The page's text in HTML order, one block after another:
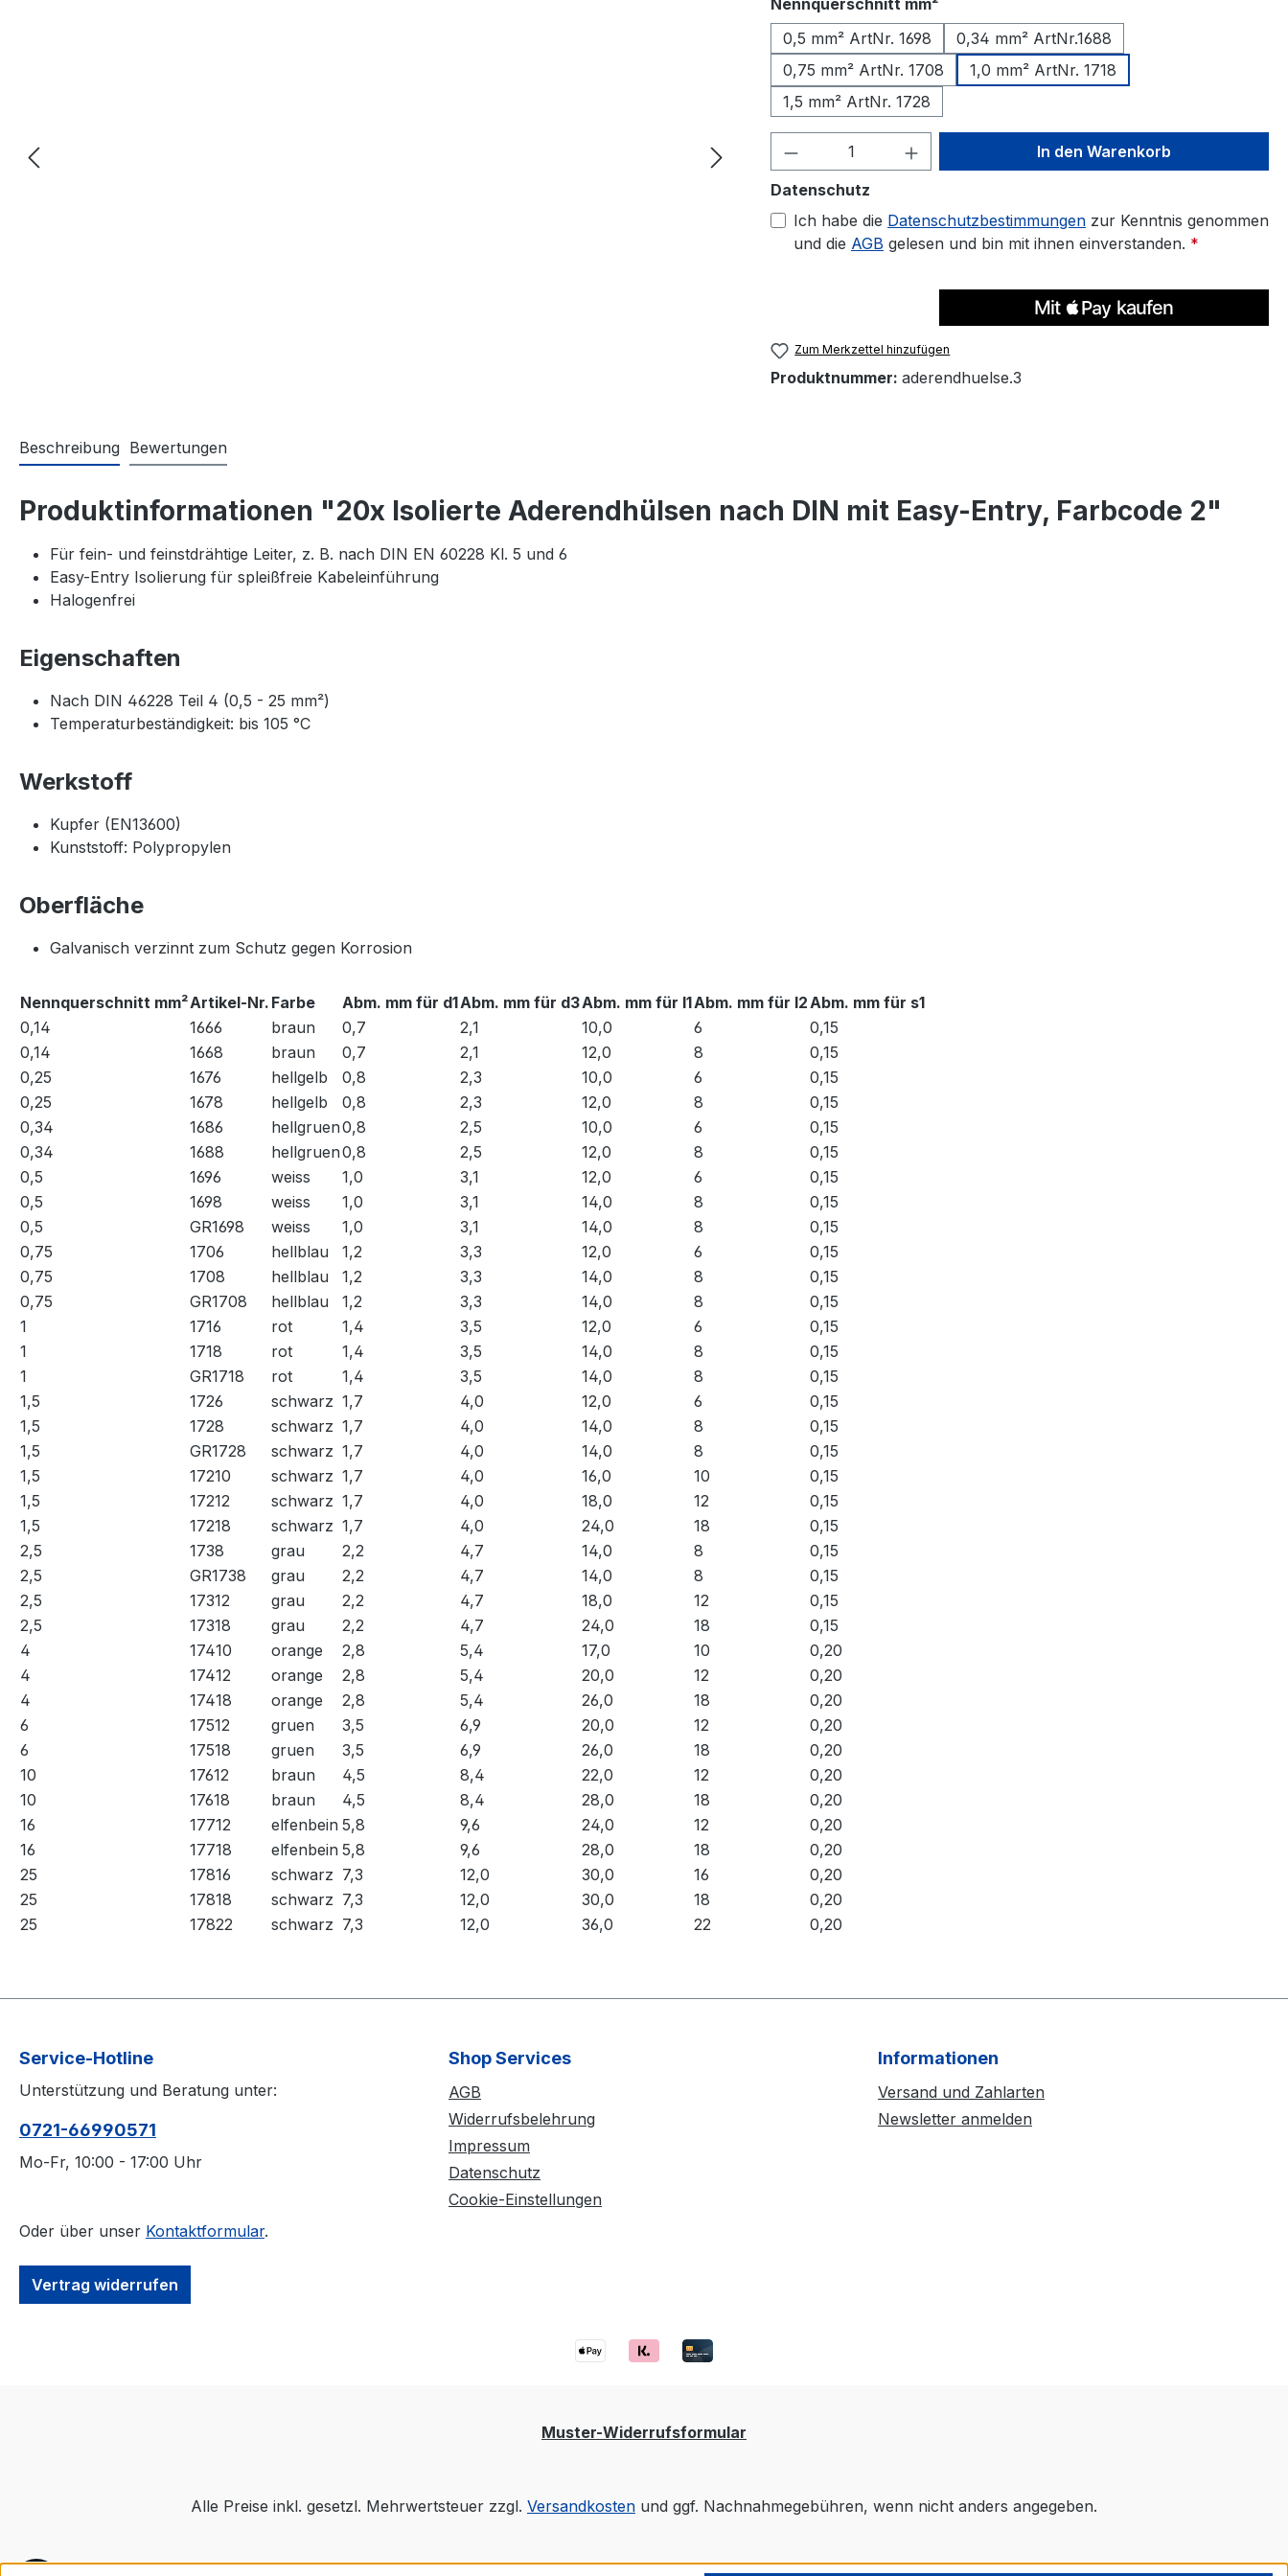
Nennquerschnitt mm²
0,5 mm² ArtNr. 1698
0,34 mm² ArtNr.1688
0,75 mm² ArtNr. 1708
1,0 mm² ArtNr. 1718
1,5 mm² ArtNr. 1728
Produkt Anzahl: Gib den gewünschten Wert
In den Warenkorb
Datenschutz
Ich habe die Datenschutzbestimmungen zur Kenntnis genommen
und die AGB gelesen und bin mit ihnen einverstanden. *
Zum Merkzettel hinzufügen
Produktnummer: aderendhuelse.3
Beschreibung Bewertungen
Produktinformationen "20x Isolierte Aderendhülsen nach DIN mit Easy-Entry, Farbcode 2"
Für fein- und feinstdrähtige Leiter, z. B. nach DIN EN 60228 Kl. 5 und 6
Easy-Entry Isolierung für spleißfreie Kabeleinführung
Halogenfrei
Eigenschaften
Nach DIN 46228 Teil 4 (0,5 - 25 mm²)
Temperaturbeständigkeit: bis 105 °C
Werkstoff
Kupfer (EN13600)
Kunststoff: Polypropylen
Oberfläche
Galvanisch verzinnt zum Schutz gegen Korrosion
Nennquerschnitt mm²Artikel-Nr. Farbe Abm. mm für d1Abm. mm für d3Abm. mm für l1Abm. mm für l2 Abm. mm für s1
0,14
1666 braun 0,7 2,1 10,0 6
0,15
0,14
1668 braun 0,7 2,1 12,0 8
0,15
0,25
1676 hellgelb 0,8 2,3 10,0 6
0,15
0,25
1678 hellgelb 0,8 2,3 12,0 8
0,15
0,34
1686 hellgruen0,8 2,5 10,0 6
0,15
0,34
1688 hellgruen0,8 2,5 12,0 8
0,15
0,5
1696 weiss 1,0 3,1 12,0 6
0,15
0,5
1698 weiss 1,0 3,1 14,0 8
0,15
0,5
GR1698 weiss 1,0 3,1 14,0 8
0,15
0,75
1706 hellblau 1,2 3,3 12,0 6
0,15
0,75
1708 hellblau 1,2 3,3 14,0 8
0,15
0,75
GR1708 hellblau 1,2 3,3 14,0 8
0,15
1
1716 rot 1,4 3,5 12,0 6
0,15
1
1718 rot 1,4 3,5 14,0 8
0,15
1
GR1718 rot 1,4 3,5 14,0 8
0,15
1,5
1726 schwarz 1,7 4,0 12,0 6
0,15
1,5
1728 schwarz 1,7 4,0 14,0 8
0,15
1,5
GR1728 schwarz 1,7 4,0 14,0 8
0,15
1,5
17210 schwarz 1,7 4,0 16,0 10
0,15
1,5
17212 schwarz 1,7 4,0 18,0 12
0,15
1,5
17218 schwarz 1,7 4,0 24,0 18
0,15
2,5
1738 grau 2,2 4,7 14,0 8
0,15
2,5
GR1738 grau 2,2 4,7 14,0 8
0,15
2,5
17312 grau 2,2 4,7 18,0 12
0,15
2,5
17318 grau 2,2 4,7 24,0 18
0,15
4
17410 orange 2,8 5,4 17,0 10
0,20
4
17412 orange 2,8 5,4 20,0 12
0,20
4
17418 orange 2,8 5,4 26,0 18
0,20
6
17512 gruen 3,5 6,9 20,0 12
0,20
6
17518 gruen 3,5 6,9 26,0 18
0,20
10
17612 braun 4,5 8,4 22,0 12
0,20
10
17618 braun 4,5 8,4 28,0 18
0,20
16
17712 elfenbein 5,8 9,6 24,0 12
0,20
16
17718 elfenbein 5,8 9,6 28,0 18
0,20
25
17816 schwarz 7,3 12,0 30,0 16
0,20
25
17818 schwarz 7,3 12,0 30,0 18
0,20
25
17822 schwarz 7,3 12,0 36,0 22 0,20
Service-Hotline
Unterstützung und Beratung unter:
0721-66990571
Mo-Fr, 10:00 - 17:00 Uhr
Oder über unser Kontaktformular.
Vertrag widerrufen
Shop Services
AGB
Widerrufsbelehrung
Impressum
Datenschutz
Cookie-Einstellungen
Informationen
Versand und Zahlarten
Newsletter anmelden
Muster-Widerrufsformular
Alle Preise inkl. gesetzl. Mehrwertsteuer zzgl. Versandkosten und ggf. Nachnahmegebühren, wenn nicht anders angegeben.